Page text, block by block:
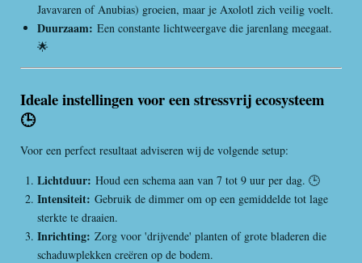
Javavaren of Anubias) groeien, maar je Axolotl zich veilig voelt.
Duurzaam: Een constante lichtweergave die jarenlang meegaat.
🌟
Ideale instellingen voor een stressvrij ecosysteem
🕒
Voor een perfect resultaat adviseren wij de volgende setup:
Lichtduur: Houd een schema aan van 7 tot 9 uur per dag. 🕒
Intensiteit: Gebruik de dimmer om op een gemiddelde tot lage
sterkte te draaien.
Inrichting: Zorg voor 'drijvende' planten of grote bladeren die
schaduwplekken creëren op de bodem.